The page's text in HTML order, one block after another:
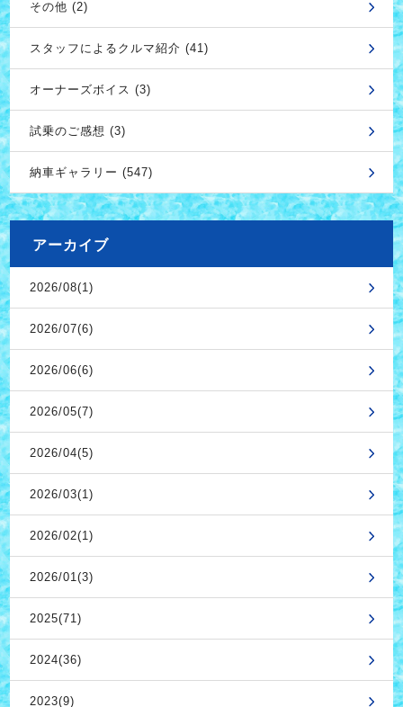
その他 (2)
スタッフによるクルマ紹介 (41)
オーナーズボイス (3)
試乗のご感想 (3)
納車ギャラリー (547)
アーカイブ
2026/08(1)
2026/07(6)
2026/06(6)
2026/05(7)
2026/04(5)
2026/03(1)
2026/02(1)
2026/01(3)
2025(71)
2024(36)
2023(9)